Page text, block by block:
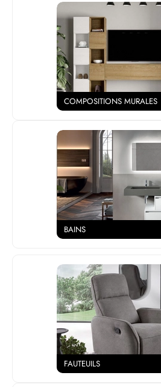
COMPOSITIONS MURALES
BAINS
FAUTEUILS